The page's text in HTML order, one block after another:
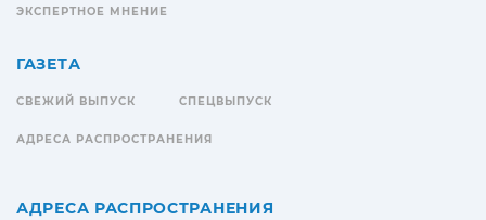
ЭКСПЕРТНОЕ МНЕНИЕ
ГАЗЕТА
СВЕЖИЙ ВЫПУСК СПЕЦВЫПУСК
АДРЕСА РАСПРОСТРАНЕНИЯ
АДРЕСА РАСПРОСТРАНЕНИЯ